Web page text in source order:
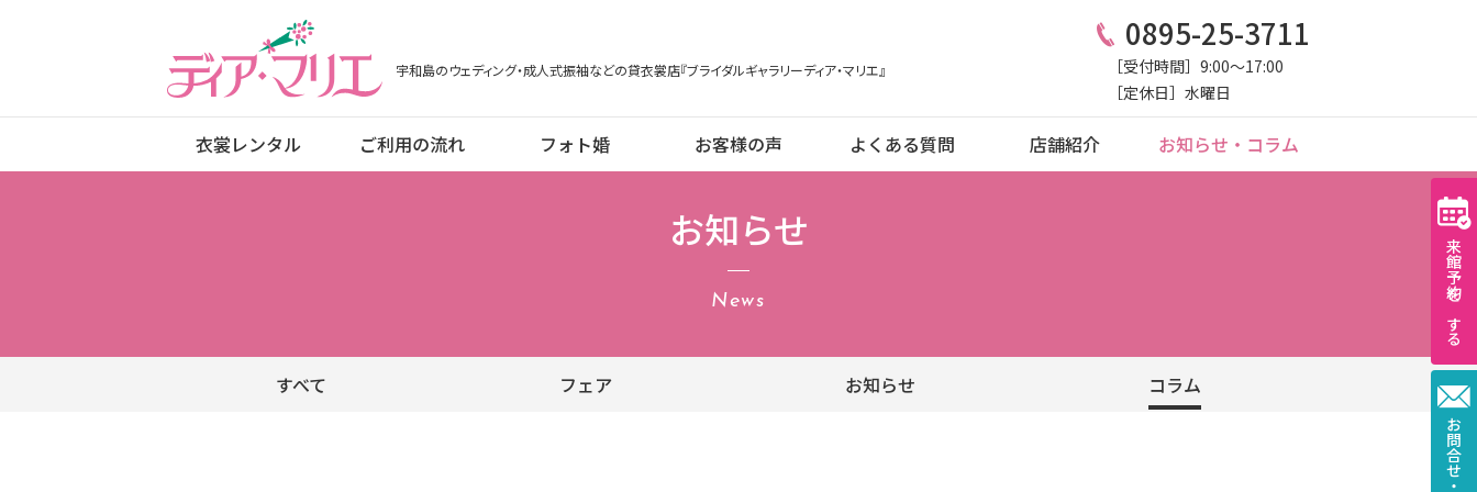
宇和島のウェディング・成人式振袖などの貸衣裳店『ブライダルギャラリーディア・マリエ』
0895-25-3711
［受付時間］9:00〜17:00
［定休日］水曜日
来館予約をする
衣裳レンタル ご利用の流れ フォト婚 お客様の声 よくある質問 店舗紹介 お知らせ・コラム
お知らせ
News
すべて フェア お知らせ コラム